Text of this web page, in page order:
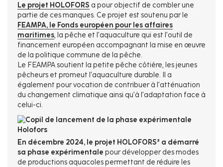
Le projet HOLOFORS a pour objectif de combler une
partie de ces manques. Ce projet est soutenu par le
FEAMPA, le Fonds européen pour les affaires
maritimes, la pêche et l’aquaculture qui est l’outil de
financement européen accompagnant la mise en œuvre
de la politique commune de la pêche.
Le FEAMPA soutient la petite pêche côtière, les jeunes
pêcheurs et promeut l’aquaculture durable. Il a
également pour vocation de contribuer à l’atténuation
du changement climatique ainsi qu’à l’adaptation face à
celui-ci.
En décembre 2024, le projet HOLOFORS² a démarré
sa phase expérimentale pour développer des modes
de productions aquacoles permettant de réduire les